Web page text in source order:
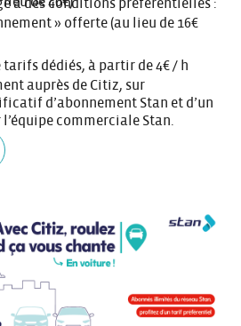
à des conditions préférentielles :
» offerte (au lieu de 16€
tarifs dédiés, à partir de 4€ / h
auprès de Citiz, sur
d’abonnement Stan et d’un
commerciale Stan.